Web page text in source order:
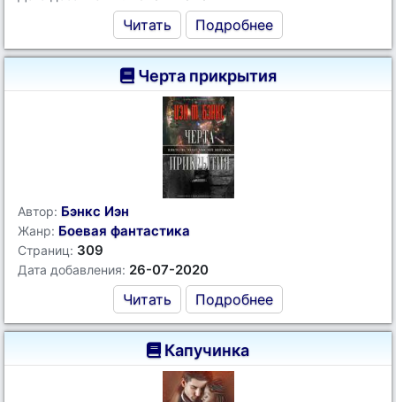
Читать Подробнее
Черта прикрытия
Автор: Бэнкс Иэн
Жанр: Боевая фантастика
Страниц: 309
Дата добавления: 26-07-2020
Читать Подробнее
Капучинка